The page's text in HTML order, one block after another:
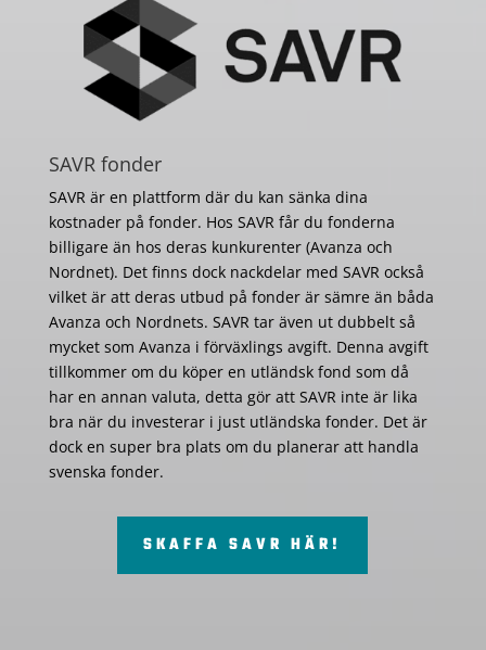
SAVR fonder
SAVR är en plattform där du kan sänka dina
kostnader på fonder. Hos SAVR får du fonderna
billigare än hos deras kunkurenter (Avanza och
Nordnet). Det finns dock nackdelar med SAVR också
vilket är att deras utbud på fonder är sämre än båda
Avanza och Nordnets. SAVR tar även ut dubbelt så
mycket som Avanza i förväxlings avgift. Denna avgift
tillkommer om du köper en utländsk fond som då
har en annan valuta, detta gör att SAVR inte är lika
bra när du investerar i just utländska fonder. Det är
dock en super bra plats om du planerar att handla
svenska fonder.
SKAFFA SAVR HÄR!